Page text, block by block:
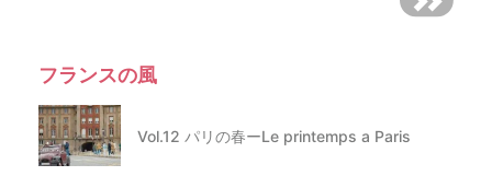
フランスの風
Vol.12 パリの春ーLe printemps a Paris